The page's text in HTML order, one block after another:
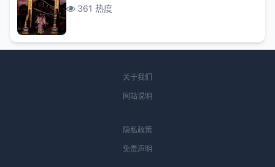
361 热度
关于我们
网站说明
隐私政策
免责声明